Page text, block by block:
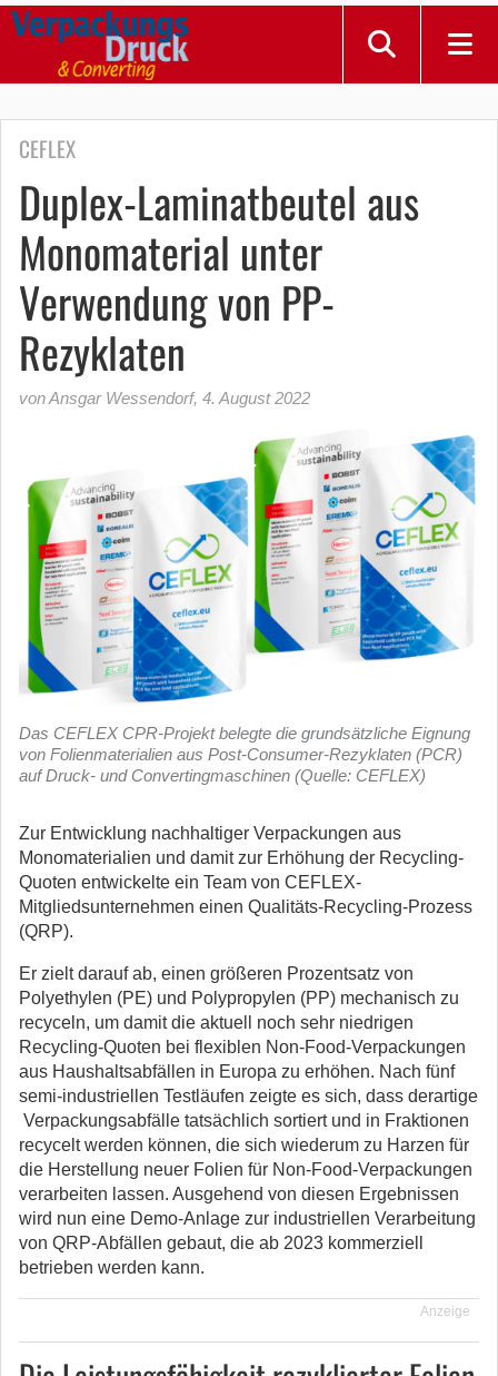
CEFLEX
Duplex-Laminatbeutel aus
Monomaterial unter
Verwendung von PP-
Rezyklaten
von Ansgar Wessendorf, 4. August 2022
Das CEFLEX CPR-Projekt belegte die grundsätzliche Eignung
von Folienmaterialien aus Post-Consumer-Rezyklaten (PCR)
auf Druck- und Convertingmaschinen (Quelle: CEFLEX)
Zur Entwicklung nachhaltiger Verpackungen aus
Monomaterialien und damit zur Erhöhung der Recycling-
Quoten entwickelte ein Team von CEFLEX-
Mitgliedsunternehmen einen Qualitäts-Recycling-Prozess
(QRP).
Er zielt darauf ab, einen größeren Prozentsatz von
Polyethylen (PE) und Polypropylen (PP) mechanisch zu
recyceln, um damit die aktuell noch sehr niedrigen
Recycling-Quoten bei flexiblen Non-Food-Verpackungen
aus Haushaltsabfällen in Europa zu erhöhen. Nach fünf
semi-industriellen Testläufen zeigte es sich, dass derartige
Verpackungsabfälle tatsächlich sortiert und in Fraktionen
recycelt werden können, die sich wiederum zu Harzen für
die Herstellung neuer Folien für Non-Food-Verpackungen
verarbeiten lassen. Ausgehend von diesen Ergebnissen
wird nun eine Demo-Anlage zur industriellen Verarbeitung
von QRP-Abfällen gebaut, die ab 2023 kommerziell
betrieben werden kann.
Anzeige